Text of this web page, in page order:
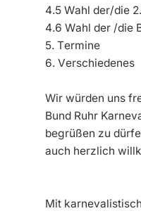
4.5 Wahl der/die
4.6 Wahl der /die
5. Termine
6. Verschiedenes
Wir würden uns
Bund Ruhr
begrüßen zu
auch herzlich
Mit